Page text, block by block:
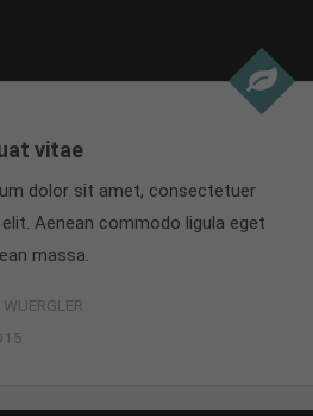
vitae
dolor sit amet, consectetuer
Aenean commodo ligula eget
massa.